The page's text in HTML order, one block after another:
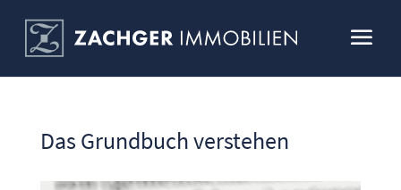
Das Grundbuch verstehen